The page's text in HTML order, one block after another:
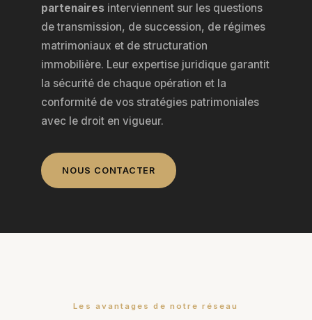
partenaires interviennent sur les questions
de transmission, de succession, de régimes
matrimoniaux et de structuration
immobilière. Leur expertise juridique garantit
la sécurité de chaque opération et la
conformité de vos stratégies patrimoniales
avec le droit en vigueur.
NOUS CONTACTER
Les avantages de notre réseau